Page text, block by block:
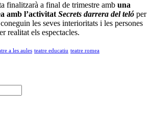
finalitzarà a final de trimestre amb una
amb l’activitatSecrets darrera del teló per
les seves interioritats i les persones
realitat els espectacles.
a les aules teatre educatiu teatre romea